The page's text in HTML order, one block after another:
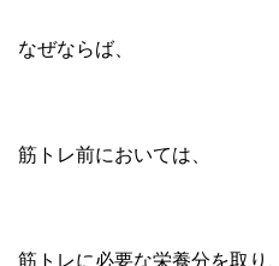
なぜならば、
筋トレ前においては、
筋トレに必要な栄養分を取り、